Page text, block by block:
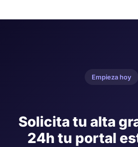
Empieza hoy
Solicita tu alta
24h tu portal